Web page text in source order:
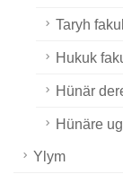
Taryh
Hukuk
Hünär
Hünäre
Ylym